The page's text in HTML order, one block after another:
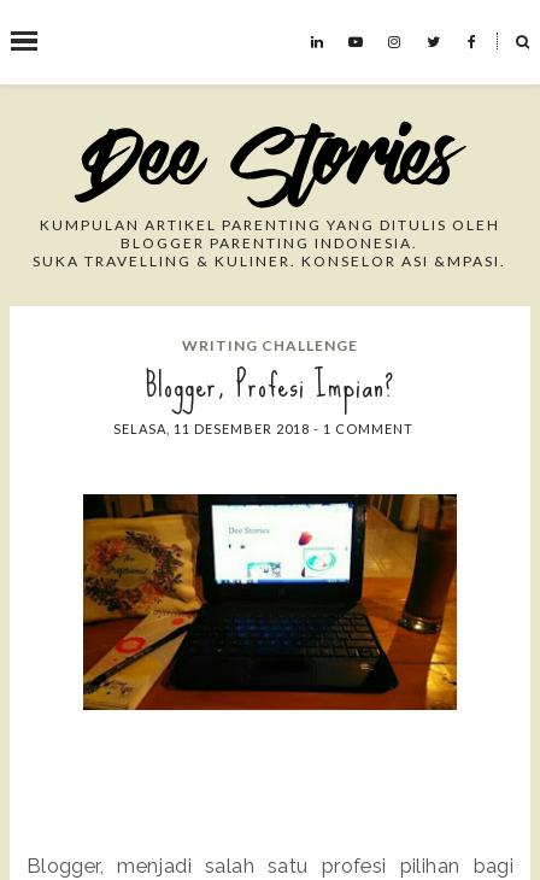
˟
Search This Blog
KUMPULAN ARTIKEL PARENTING YANG DITULIS OLEH
BLOGGER PARENTING INDONESIA.
SUKA TRAVELLING & KULINER. KONSELOR ASI &MPASI.
WRITING CHALLENGE
Blogger, Profesi Impian?
SELASA, 11 DESEMBER 2018 - 1 COMMENT
Blogger, menjadi salah satu profesi pilihan bagi